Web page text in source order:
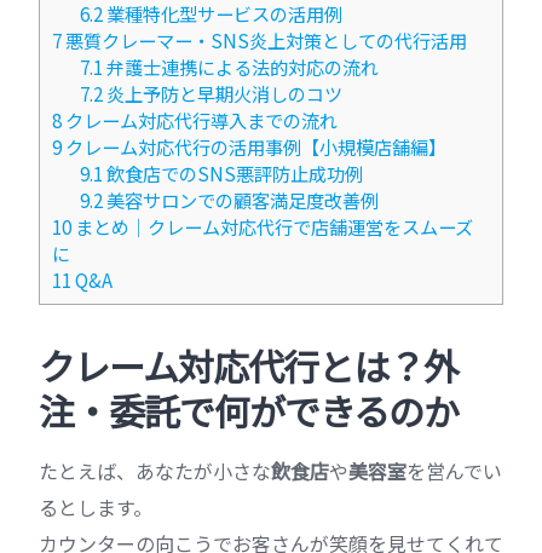
6.2業種特化型サービスの活用例
7悪質クレーマー・SNS炎上対策としての代行活用
7.1弁護士連携による法的対応の流れ
7.2炎上予防と早期火消しのコツ
8クレーム対応代行導入までの流れ
9クレーム対応代行の活用事例【小規模店舗編】
9.1飲食店でのSNS悪評防止成功例
9.2美容サロンでの顧客満足度改善例
10 まとめ｜クレーム対応代行で店舗運営をスムーズ
に
11Q&A
クレーム対応代行とは？外
注・委託で何ができるのか
たとえば、あなたが小さな飲食店や美容室を営んでい
るとします。
カウンターの向こうでお客さんが笑顔を見せてくれて